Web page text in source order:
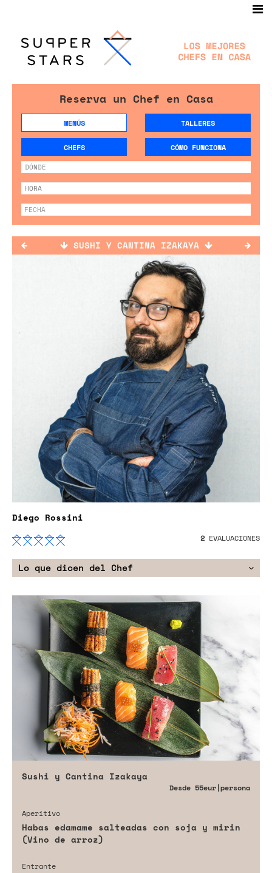
Reserva un Chef en Casa
MENÚS TALLERES
CHEFS CÓMO FUNCIONA
SUSHI Y CANTINA IZAKAYA
Diego Rossini
2 EVALUACIONES
Lo que dicen del Chef
Sushi y Cantina Izakaya
Desde 55eur|persona
Aperitivo
Habas edamame salteadas con soja y mirin
(Vino de arroz)
Entrante